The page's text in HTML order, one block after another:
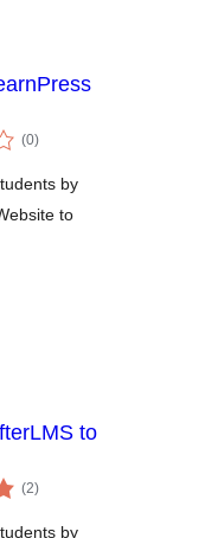
(0個
の
価
)
by
to
to
(2個
の
価
)
by